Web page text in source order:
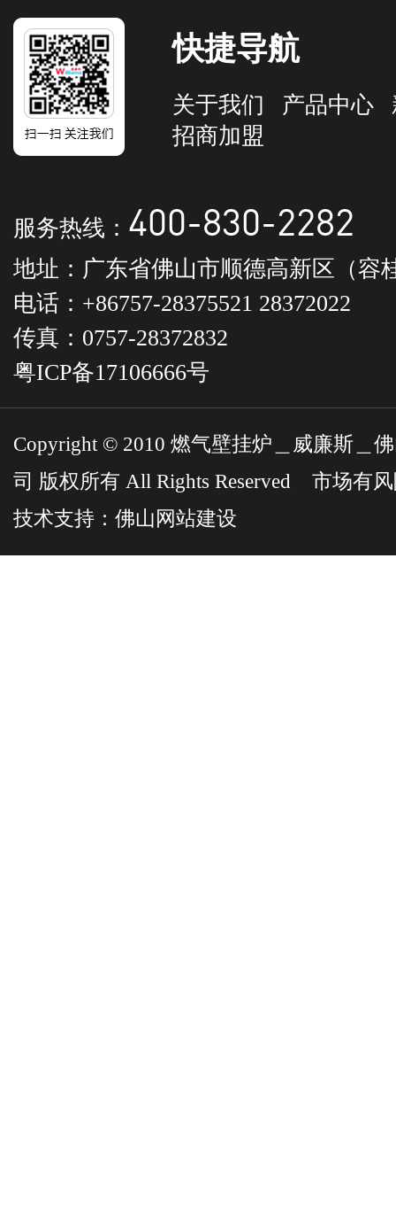
快捷导航
关于我们 产品中心
招商加盟
服务热线： 400-830-2282
地址：广东省佛山市顺德高新区（容
电话：+86757-28375521 28372022
传真：0757-28372832
粤ICP备17106666号
Copyright © 2010 燃气壁挂炉＿威廉斯＿
司 版权所有 All Rights Reserved 市场有
技术支持： 佛山网站建设